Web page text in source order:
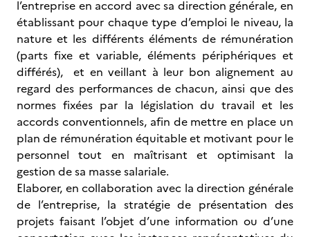
l’entreprise en accord avec sa direction générale, en
établissant pour chaque type d’emploi le niveau, la
nature et les différents éléments de rémunération
(parts fixe et variable, éléments périphériques et
différés), et en veillant à leur bon alignement au
regard des performances de chacun, ainsi que des
normes fixées par la législation du travail et les
accords conventionnels, afin de mettre en place un
plan de rémunération équitable et motivant pour le
personnel tout en maîtrisant et optimisant la
gestion de sa masse salariale.
Elaborer, en collaboration avec la direction générale
de l’entreprise, la stratégie de présentation des
projets faisant l’objet d’une information ou d’une